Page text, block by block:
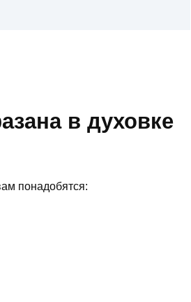
в духовке
понадобятся: